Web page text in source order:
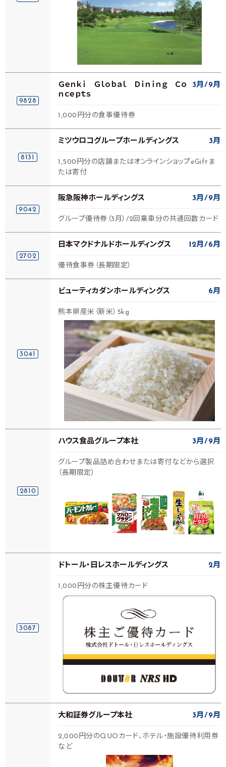
9828
Ｇｅｎｋｉ Ｇｌｏｂａｌ Ｄｉｎｉｎｇ Ｃｏ
ｎｃｅｐｔｓ
3月 9月
1,000円分の食事優待券
8131
ミツウロコグループホールディングス 3月
1,500円分の店舗またはオンラインショップeGiftま
たは寄付
9042
阪急阪神ホールディングス 3月 9月
グループ優待券（3月）/2回乗車分の共通回数カード
2702
日本マクドナルドホールディングス 12月 6月
優待食事券（長期限定）
3041
ビューティカダンホールディングス 6月
熊本県産米（新米）5kg
2810
ハウス食品グループ本社 3月 9月
グループ製品詰め合わせまたは寄付などから選択
（長期限定）
3087
ドトール・日レスホールディングス 2月
1,000円分の株主優待カード
大和証券グループ本社 3月 9月
2,000円分のQUOカード、ホテル・施設優待利用券
など